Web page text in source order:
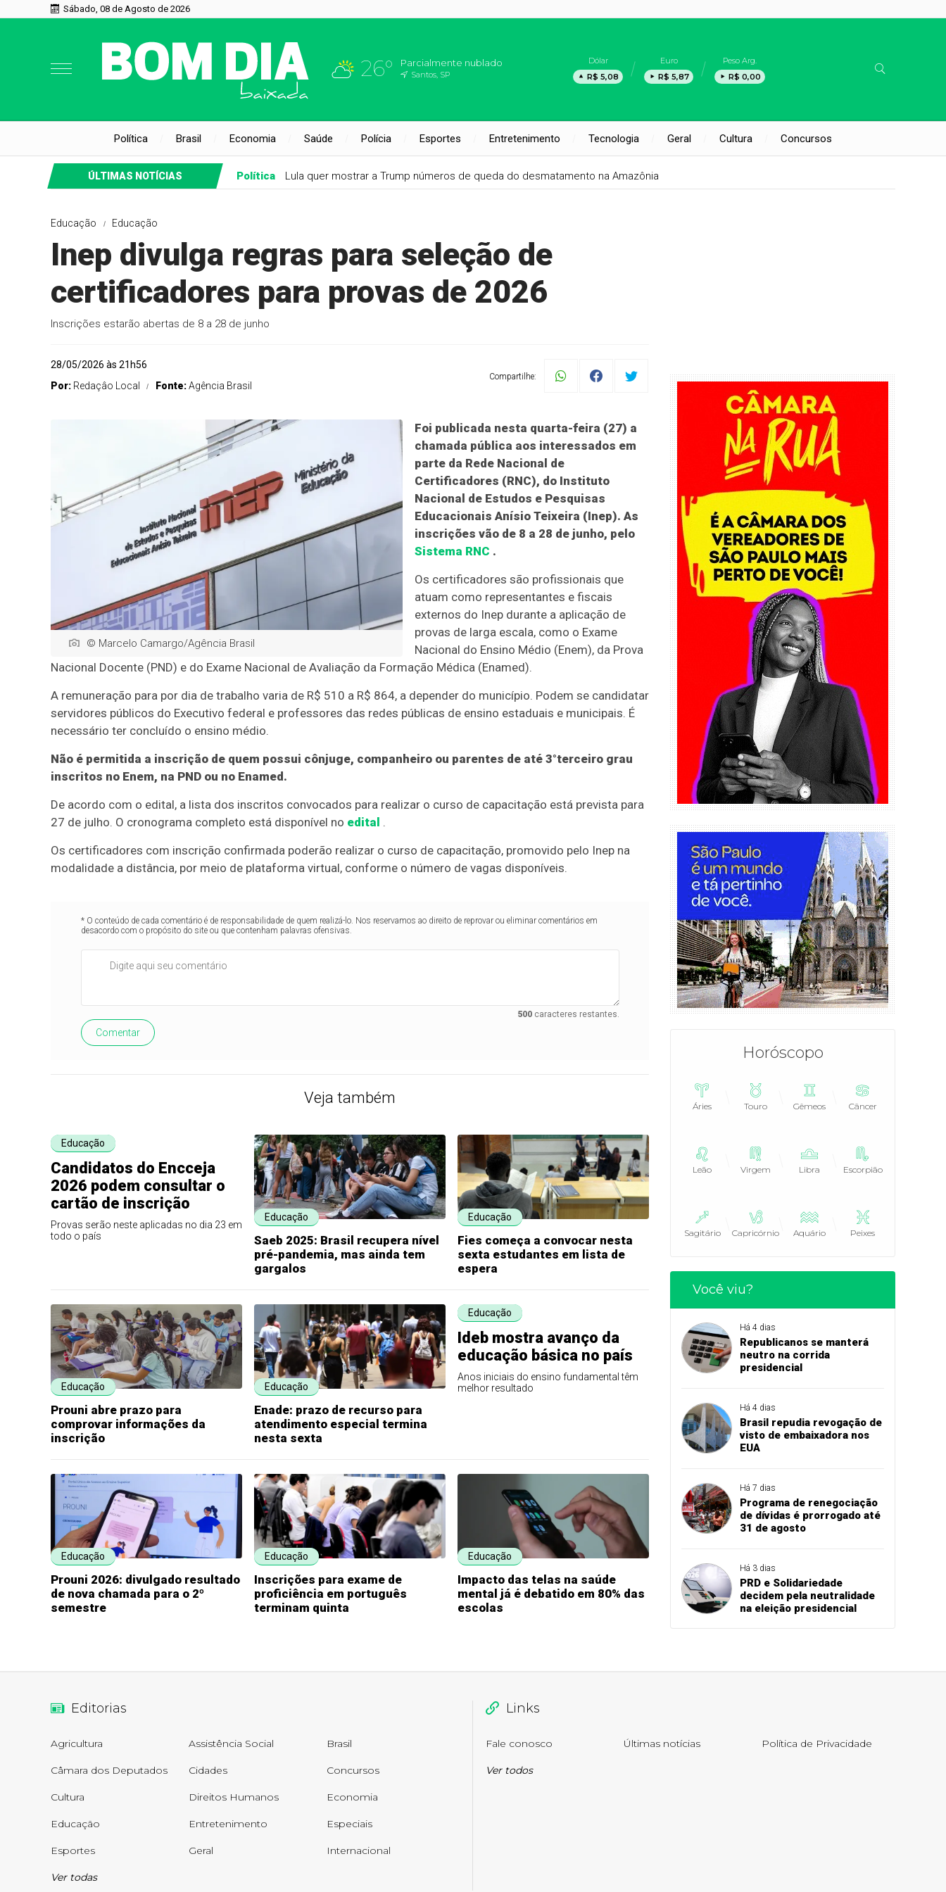
Sábado, 08 de Agosto de 2026
26° Parcialmente nublado
Santos, SP
Dólar
R$ 5,08
Euro
R$ 5,87
Peso Arg.
R$ 0,00
Política Brasil Economia Saúde Polícia Esportes Entretenimento Tecnologia Geral Cultura Concursos
ÚLTIMAS NOTÍCIAS Política Lula quer mostrar a Trump números de queda do desmatamento na Amazônia
Educação Educação
Inep divulga regras para seleção de
certificadores para provas de 2026
Inscrições estarão abertas de 8 a 28 de junho
28/05/2026 às 21h56
Por: Redaçâo Local Fonte:Agência Brasil
Compartilhe:
© Marcelo Camargo/Agência Brasil
Foi publicada nesta quarta-feira (27) a
chamada pública aos interessados em
parte da Rede Nacional de
Certificadores (RNC), do Instituto
Nacional de Estudos e Pesquisas
Educacionais Anísio Teixeira (Inep). As
inscrições vão de 8 a 28 de junho, pelo
Sistema RNC .
Os certificadores são profissionais que
atuam como representantes e fiscais
externos do Inep durante a aplicação de
provas de larga escala, como o Exame
Nacional do Ensino Médio (Enem), da Prova
Nacional Docente (PND) e do Exame Nacional de Avaliação da Formação Médica (Enamed).
A remuneração para por dia de trabalho varia de R$ 510 a R$ 864, a depender do município. Podem se candidatar
servidores públicos do Executivo federal e professores das redes públicas de ensino estaduais e municipais. É
necessário ter concluído o ensino médio.
Não é permitida a inscrição de quem possui cônjuge, companheiro ou parentes de até 3°terceiro grau
inscritos no Enem, na PND ou no Enamed.
De acordo com o edital, a lista dos inscritos convocados para realizar o curso de capacitação está prevista para
27 de julho. O cronograma completo está disponível no edital .
Os certificadores com inscrição confirmada poderão realizar o curso de capacitação, promovido pelo Inep na
modalidade a distância, por meio de plataforma virtual, conforme o número de vagas disponíveis.
* O conteúdo de cada comentário é de responsabilidade de quem realizá-lo. Nos reservamos ao direito de reprovar ou eliminar comentários em
desacordo com o propósito do site ou que contenham palavras ofensivas.
500caracteres restantes.
Comentar
Veja também
Educação
Candidatos do Encceja
2026 podem consultar o
cartão de inscrição
Provas serão neste aplicadas no dia 23 em
todo o país
Educação
Saeb 2025: Brasil recupera nível
pré-pandemia, mas ainda tem
gargalos
Educação
Fies começa a convocar nesta
sexta estudantes em lista de
espera
Educação
Prouni abre prazo para
comprovar informações da
inscrição
Educação
Enade: prazo de recurso para
atendimento especial termina
nesta sexta
Educação
Ideb mostra avanço da
educação básica no país
Anos iniciais do ensino fundamental têm
melhor resultado
Educação
Prouni 2026: divulgado resultado
de nova chamada para o 2º
semestre
Educação
Inscrições para exame de
proficiência em português
terminam quinta
Educação
Impacto das telas na saúde
mental já é debatido em 80% das
escolas
Horóscopo
Áries Touro Gêmeos Câncer
Leão Virgem Libra Escorpião
Sagitário Capricórnio Aquário Peixes
Você viu?
Há 4 dias
Republicanos se manterá
neutro na corrida
presidencial
Há 4 dias
Brasil repudia revogação de
visto de embaixadora nos
EUA
Há 7 dias
Programa de renegociação
de dívidas é prorrogado até
31 de agosto
Há 3 dias
PRD e Solidariedade
decidem pela neutralidade
na eleição presidencial
Editorias
Agricultura Assistência Social Brasil
Câmara dos Deputados Cidades Concursos
Cultura Direitos Humanos Economia
Educação Entretenimento Especiais
Esportes Geral Internacional
Ver todas
Links
Fale conosco Últimas notícias Política de Privacidade
Ver todos